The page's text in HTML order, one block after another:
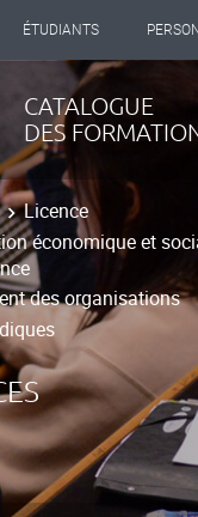
ÉTUDIANTS
2
CATALOGUE
DES
Licence
économique et
des organisations